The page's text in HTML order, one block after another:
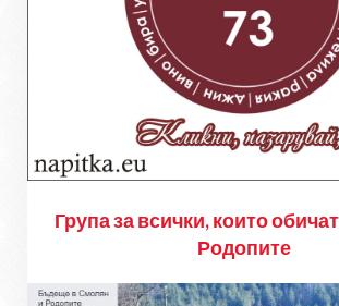
Група за всички, които
Родопите